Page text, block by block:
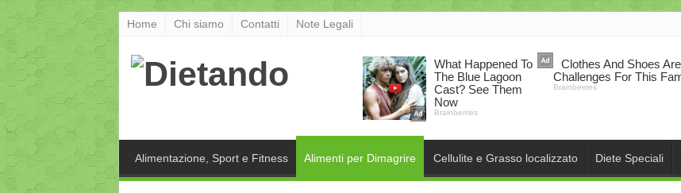
Home Chi siamo Contatti Note Legali
Alimentazione, Sport e Fitness Alimenti per Dimagrire Cellulite e Grasso localizzato Diete Speciali